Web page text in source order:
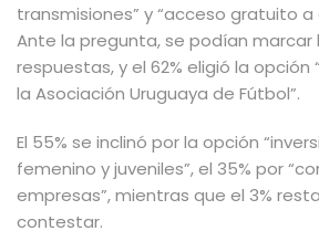
transmisiones” y “acceso gratuito a
Ante la pregunta, se podían
respuestas, y el 62% eligió la opción
la Asociación Uruguaya de Fútbol”.
El 55% se inclinó por la opción
femenino y juveniles”, el 35% por
empresas”, mientras que el 3%
contestar.